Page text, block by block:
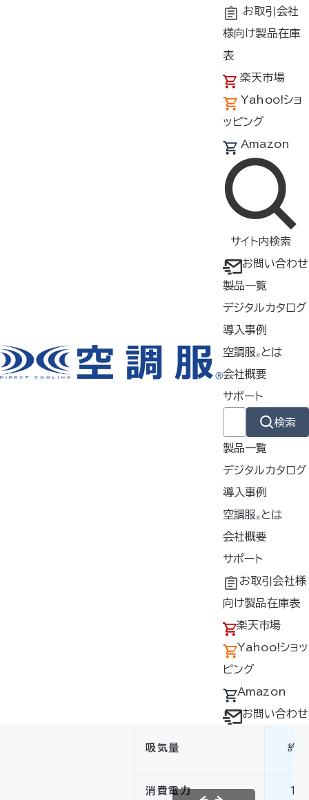
お取引会社
様向け製品在庫
表
楽天市場
Yahoo!ショ
ッピング
Amazon
サイト内検索
お問い合わせ
製品一覧
デジタルカタログ
導入事例
空調服🄬 とは
会社概要
サポート
検索
製品一覧
デジタルカタログ
導入事例
導入事例
共同開発
工場シミュレーシ
ョン
空調服🄬 とは
空調服 ®とは
開発秘話
会社概要
企業理念
会社概要
会社沿革
アクセス
採用情報
サポート
よくあるご質問
不要なバッテリー
の回収について
デバイス・ファン
オプション対応表
取扱説明書ダウ
ンロードサービス
お取引会社様
向け製品在庫表
楽天市場
Yahoo!ショッ
ピング
Amazon
お問い合わせ
その他
空調フェイスシールド ®
空調フェイスシールドⓇ
フィルター越しに浄化した空気
をシールド内に送り込み、下部に
気を排出する、密閉式のフェイス
【セット内容（同梱品）】
ッテリー／専用ケーブル／フィル
ター（組み込み済）2枚／予備フィ
ルター2枚／メガネつる掛け4個
個人専用としてひとり一台でご
ません。市販のUSBType Cケ
ーブル、および5V/1A以上の充
電器をご用意ください。
り、実際の製品の色と表示色は
若干異なります。また、仕様は予
告なく変更する場合がございま
BTFS1(バッテリー)
使用時の性能
吸気量 約
消費電力